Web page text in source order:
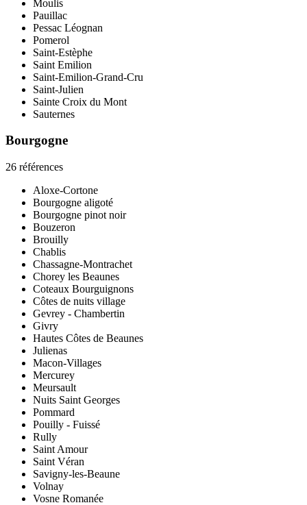
Moulis
Pauillac
Pessac Léognan
Pomerol
Saint-Estèphe
Saint Emilion
Saint-Emilion-Grand-Cru
Saint-Julien
Sainte Croix du Mont
Sauternes
Bourgogne
26 références
Aloxe-Cortone
Bourgogne aligoté
Bourgogne pinot noir
Bouzeron
Brouilly
Chablis
Chassagne-Montrachet
Chorey les Beaunes
Coteaux Bourguignons
Côtes de nuits village
Gevrey - Chambertin
Givry
Hautes Côtes de Beaunes
Julienas
Macon-Villages
Mercurey
Meursault
Nuits Saint Georges
Pommard
Pouilly - Fuissé
Rully
Saint Amour
Saint Véran
Savigny-les-Beaune
Volnay
Vosne Romanée